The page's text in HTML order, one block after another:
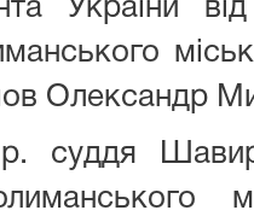
України
Олександр
суддя